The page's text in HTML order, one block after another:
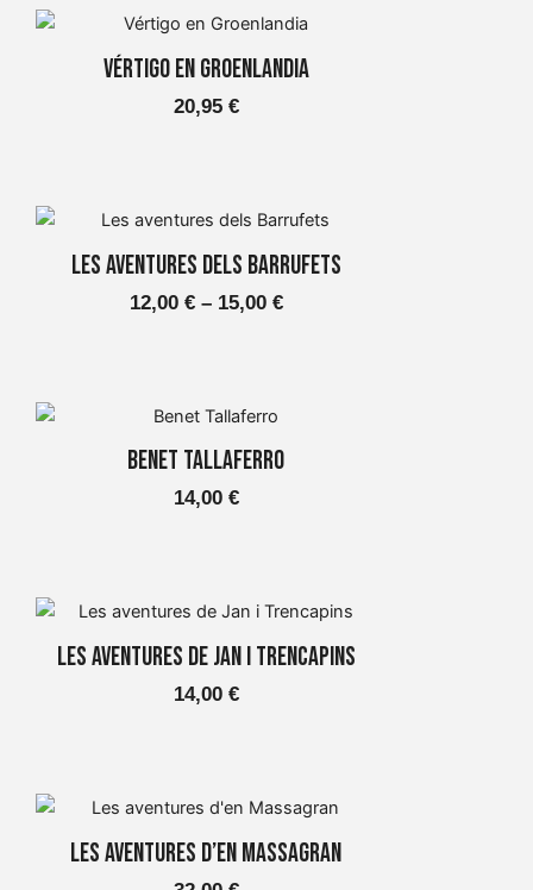
producte
Vértigo en Groenlandia
20,95 €
Les aventures dels Barrufets
12,00 € – 15,00 €
Interval
de
preus:
Aquest
té
diverses
es
poden
triar
a
producte
Benet Tallaferro
14,00 €
Aquest
té
diverses
es
poden
triar
a
producte
Les aventures de Jan i Trencapins
14,00 €
Aquest
té
diverses
es
poden
triar
Les aventures d’en Massagran
Aquest
té